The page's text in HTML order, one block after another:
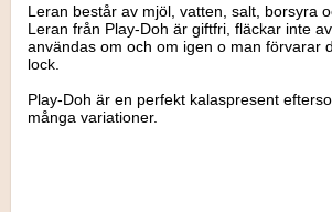
Leran består av mjöl, vatten, salt, borsyra
Leran från Play-Doh är giftfri, fläckar inte
användas om och om igen o man förvarar
lock.
Play-Doh är en perfekt kalaspresent
många variationer.